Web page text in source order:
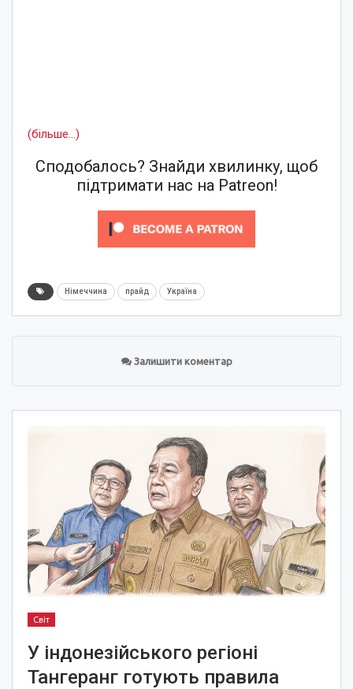
(більше…)
Сподобалось? Знайди хвилинку, щоб
підтримати нас на Patreon!
Німеччина прайд Україна
Залишити коментар
Світ
У індонезійського регіоні
Тангеранг готують правила